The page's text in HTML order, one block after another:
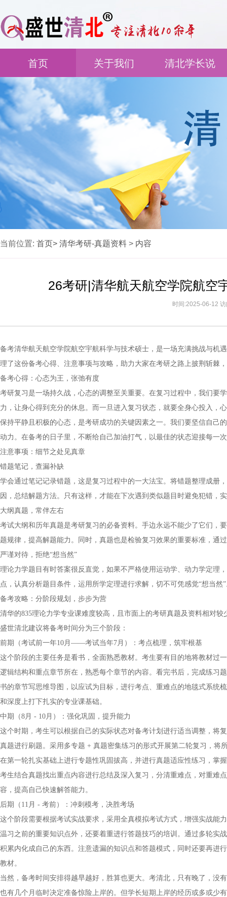
首页 关于我们 清北学长说
当前位置: 首页> 清华考研-真题资料 > 内容
26考研|清华航天航空学院航空
时间:2025-06-12
备考清华航天航空学院航空宇航科学与技术硕士，是一场充满挑战与机
理了这份备考心得、注意事项与攻略，助力大家在考研之路上披荆斩棘
备考心得：心态为王，张弛有度
考研复习是一场持久战，心态的调整至关重要。在复习过程中，我们要
力，让身心得到充分的休息。而一旦进入复习状态，就要全身心投入，
保持平静且积极的心态，是考研成功的关键因素之一。我们要坚信自己
动力。在备考的日子里，不断给自己加油打气，以最佳的状态迎接每一
注意事项：细节之处见真章
错题笔记，查漏补缺
学会通过笔记记录错题，这是复习过程中的一大法宝。将错题整理成册
因，总结解题方法。只有这样，才能在下次遇到类似题目时避免犯错，
大纲真题，常伴左右
考试大纲和历年真题是考研复习的必备资料。手边永远不能少了它们，
题规律，提高解题能力。同时，真题也是检验复习效果的重要标准，通
严谨对待，拒绝“想当然”
理论力学题目有时答案很反直觉，如果不严格使用运动学、动力学定理
点，认真分析题目条件，运用所学定理进行求解，切不可凭感觉“想当然
备考攻略：分阶段规划，步步为营
清华的835理论力学专业课难度较高，且市面上的考研真题及资料相对
盛世清北建议将备考时间分为三个阶段：
前期（考试前一年10月——考试当年7月）：考点梳理，筑牢根基
这个阶段的主要任务是看书，全面熟悉教材。考生要有目的地将教材过
逻辑结构和重点章节所在，熟悉每个章节的内容。看完书后，完成练习
书的章节写思维导图，以应试为目标，进行考点、重难点的地毯式系统
和深度上打下扎实的专业课基础。
中期（8月 - 10月）：强化巩固，提升能力
这个时期，考生可以根据自己的实际状态对备考计划进行适当调整，将
真题进行刷题。采用多专题 + 真题密集练习的形式开展第二轮复习，
在第一轮扎实基础上进行专题性巩固拔高，并进行真题适应性练习，掌
考生结合真题找出重点内容进行总结及深入复习，分清重难点，对重难
容，提高自己快速解答能力。
后期（11月 - 考前）：冲刺模考，决胜考场
这个阶段需要根据考试实战要求，采用全真模拟考试方式，增强实战能
温习之前的重要知识点外，还要着重进行答题技巧的培训。通过多轮实
积累内化成自己的东西。注意遗漏的知识点和答题模式，同时还要再进
教材。
当然，备考时间安排得越早越好，胜算也更大。考清北，只有晚了，没
也有几个月临时决定准备惊险上岸的。但学长短期上岸的经历或多或少